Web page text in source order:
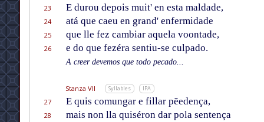
23 E durou depois muit' en esta maldade,
24
atá que caeu en grand' enfermidade
25
que lle fez cambiar aquela voontade,
26
e do que fezéra sentiu-se culpado.
A creer devemos que todo pecado...
Stanza VII Syllables IPA
27 E quis comungar e fillar pẽedença,
28
mais non lla quiséron dar pola sentença